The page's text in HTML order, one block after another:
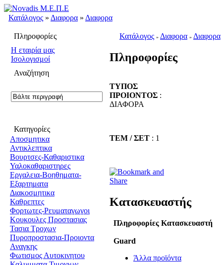
Κατάλογος » Διαφορα » Διαφορα
Πληροφορίες
H εταιρία μας
Ισολογισμοί
Αναζήτηση
Κατηγορίες
Αποσμητικα
Αντικλεπτικα
Βουρτσες-Καθαριστικα
Υαλοκαθαριστηρες
Εργαλεια-Βοηθηματα-
Εξαρτηματα
Διακοσμητικα
Καθρεπτες
Φορτωτες-Ρευματαγωγοι
Κουκουλες Προστασιας
Τασια Τροχων
Πυροπροστασια-Προιοντα
Αναγκης
Φωτισμος Αυτοκινητου
Κατάλογος » Διαφορα » Διαφορα
Πληροφορίες
ΤΥΠΟΣ
ΠΡΟΙΟΝΤΟΣ :
ΔΙΑΦΟΡΑ
ΤΕΜ / ΣΕΤ : 1
Κατασκευαστής
Πληροφορίες Κατασκευαστή
Guard
Άλλα προϊόντα